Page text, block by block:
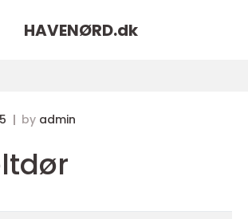
HAVENØRD.dk
by admin